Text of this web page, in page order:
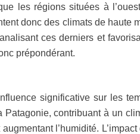
les régions situées à
donc des climats de
ces derniers et
prépondérant.
significative sur les
Patagonie, contribuant à un
l’humidité.